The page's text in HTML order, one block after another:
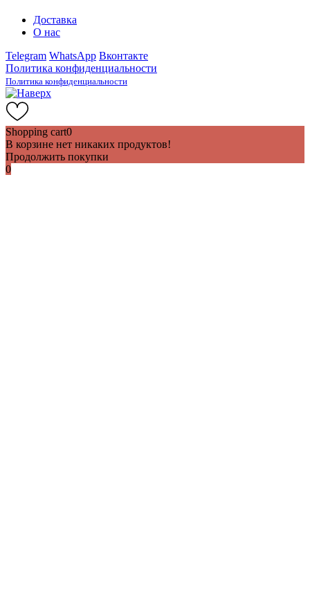
Доставка
О нас
Telegram WhatsApp Вконтакте
Политика конфиденциальности
Политика конфиденциальности
Shopping cart0
В корзине нет никаких продуктов!
Продолжить покупки
0